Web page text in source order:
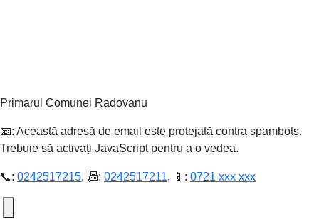
Primarul Comunei Radovanu
📧: Această adresă de email este protejată contra spambots.
Trebuie să activați JavaScript pentru a o vedea.
📞: 0242517215, 📠: 0242517211, 📱: 0721 xxx xxx